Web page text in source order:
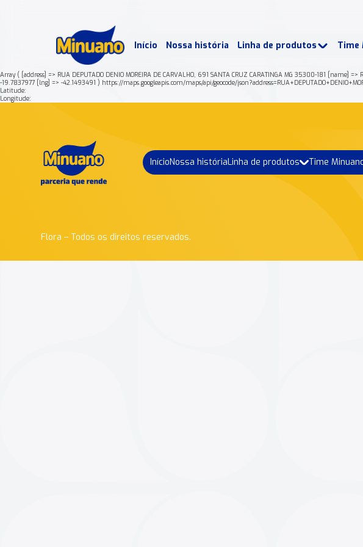
Início Nossa história Linha de produtos Time
Array ( [address] => RUA DEPUTADO DENIO MOREIRA DE CARVALHO, 691 SANTA CRUZ CARATINGA MG 35300-181 [name]
-19.7837977 [lng] => -42.1493491 ) https://maps.googleapis.com/maps/api/geocode/
Latitude:
Longitude:
InícioNossa históriaLinha de produtos Time
Flora – Todos os direitos reservados.